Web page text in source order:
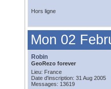
Hors ligne
Mon 02
Robin
GeoRezo forever
Lieu: France
Date d'inscription: 31 Aug 2005
Messages: 13619